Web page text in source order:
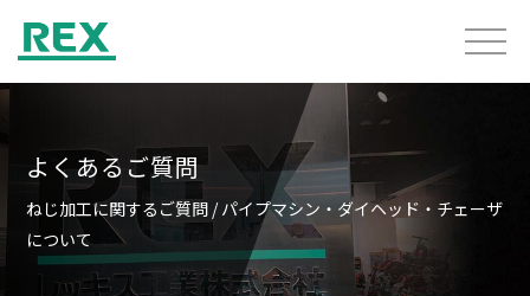
よくあるご質問
ねじ加工に関するご質問 / パイプマシン・ダイヘッド・チェーザ
について